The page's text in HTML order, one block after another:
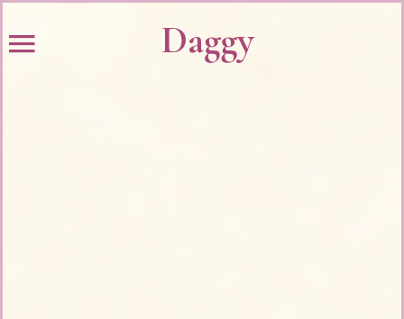
Daggy